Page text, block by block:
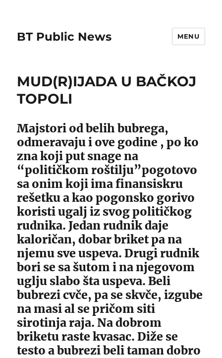
BT Public News MENU
MUD(R)IJADA U BAČKOJ
TOPOLI
Majstori od belih bubrega,
odmeravaju i ove godine , po ko
zna koji put snage na
“političkom roštilju”pogotovo
sa onim koji ima finansiskru
rešetku a kao pogonsko gorivo
koristi ugalj iz svog političkog
rudnika. Jedan rudnik daje
kaloričan, dobar briket pa na
njemu sve uspeva. Drugi rudnik
bori se sa šutom i na njegovom
uglju slabo šta uspeva. Beli
bubrezi cvče, pa se skvče, izgube
na masi al se pričom siti
sirotinja raja. Na dobrom
briketu raste kvasac. Diže se
testo a bubrezi beli taman dobro